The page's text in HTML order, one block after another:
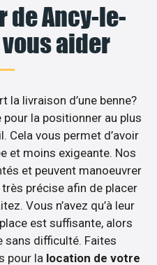
de Ancy-le-
aider
livraison d’une benne?
la positionner au plus
Cela vous permet d’avoir
et moins exigeante. Nos
et peuvent manoeuvrer
précise afin de placer
Vous n’avez qu’à leur
est suffisante, alors
sans difficulté. Faites
pour la location de votre